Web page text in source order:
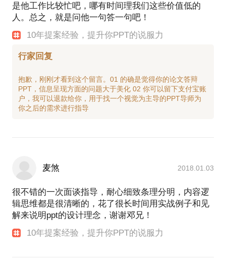
是他工作比较忙吧，哪有时间理我们这些价值低的
人。总之，就是问他一句答一句吧！
10年提案经验，提升你PPT的说服力
行家回复
抱歉，刚刚才看到这个留言。01 的确是觉得你的论文答辩
PPT，信息呈现方面的问题大于美化 02 你可以留下支付宝账
户，我可以退款给你，用于找一个视觉为主导的PPT导师为
麦煞 2018.01.03
很不错的一次面谈指导，耐心细致条理分明，内容逻
辑思维都是很清晰的，花了很长时间用实战例子和见
解来说明ppt的设计理念，谢谢邓兄！
10年提案经验，提升你PPT的说服力